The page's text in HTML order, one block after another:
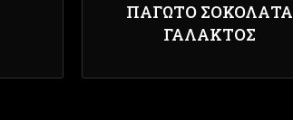
ΠΑΓΩΤΌ ΣΟΚΟΛΆΤΑ
ΓΆΛΑΚΤΟΣ